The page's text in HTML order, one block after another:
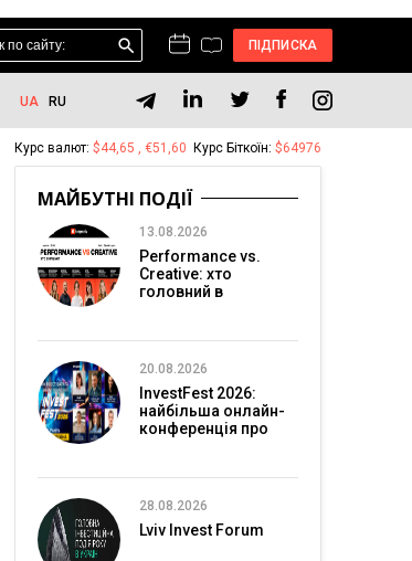
ПІДПИСКА
UA RU
Курс валют: $44,65 , €51,60 Курс Біткоїн: $64976
МАЙБУТНІ ПОДІЇ
13.08.2026
Performance vs.
Creative: хто
головний в
20.08.2026
InvestFest 2026:
найбільша онлайн-
конференція про
28.08.2026
Lviv Invest Forum